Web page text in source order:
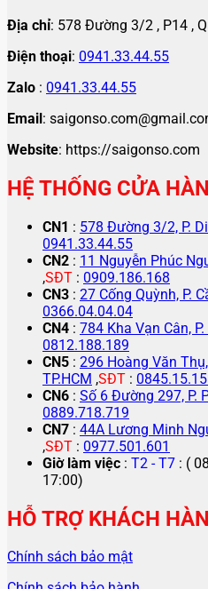
Địa chỉ: 578 Đường 3/2 , P14 ,
Điện thoại: 0941.33.44.55
Zalo : 0941.33.44.55
Email:
Website: https://saigonso.com
HỆ THỐNG CỬA
CN1 : 578 Đường 3/2, P.
0941.33.44.55
CN2 : 11 Nguyễn Phúc
,SĐT : 0909.186.168
CN3 : 27 Cống Quỳnh, P.
0366.04.04.04
CN4 : 784 Kha Vạn Cân,
0812.188.189
CN5 : 296 Hoàng Văn
TP.HCM ,SĐT :
CN6 : Số 6 Đường 297, P.
0889.718.719
CN7 : 44A Lương Minh
,SĐT : 0977.501.601
Giờ làm việc : T2 - T7 : (
17:00)
HỖ TRỢ KHÁCH
Chính sách bảo mật